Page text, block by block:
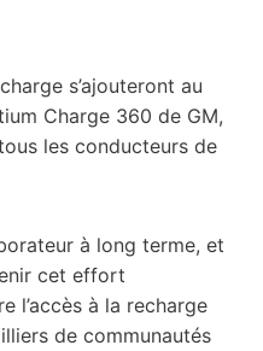
s’ajouteront au
Charge 360 de GM,
les conducteurs de
à long terme, et
cet effort
l’accès à la recharge
de communautés